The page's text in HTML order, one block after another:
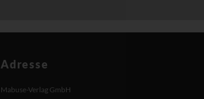
Adresse
Mabuse-Verlag GmbH